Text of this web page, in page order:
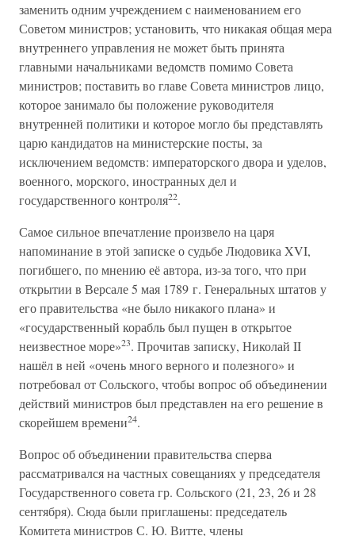
заменить одним учреждением с наименованием его
Советом министров; установить, что никакая общая мера
внутреннего управления не может быть принята
главными начальниками ведомств помимо Совета
министров; поставить во главе Совета министров лицо,
которое занимало бы положение руководителя
внутренней политики и которое могло бы представлять
царю кандидатов на министерские посты, за
исключением ведомств: императорского двора и уделов,
военного, морского, иностранных дел и
государственного контроля22.
Самое сильное впечатление произвело на царя
напоминание в этой записке о судьбе Людовика XVI,
погибшего, по мнению её автора, из-за того, что при
открытии в Версале 5 мая 1789 г. Генеральных штатов у
его правительства «не было никакого плана» и
«государственный корабль был пущен в открытое
неизвестное море»23. Прочитав записку, Николай II
нашёл в ней «очень много верного и полезного» и
потребовал от Сольского, чтобы вопрос об объединении
действий министров был представлен на его решение в
скорейшем времени24.
Вопрос об объединении правительства сперва
рассматривался на частных совещаниях у председателя
Государственного совета гр. Сольского (21, 23, 26 и 28
сентября). Сюда были приглашены: председатель
Комитета министров С. Ю. Витте, члены